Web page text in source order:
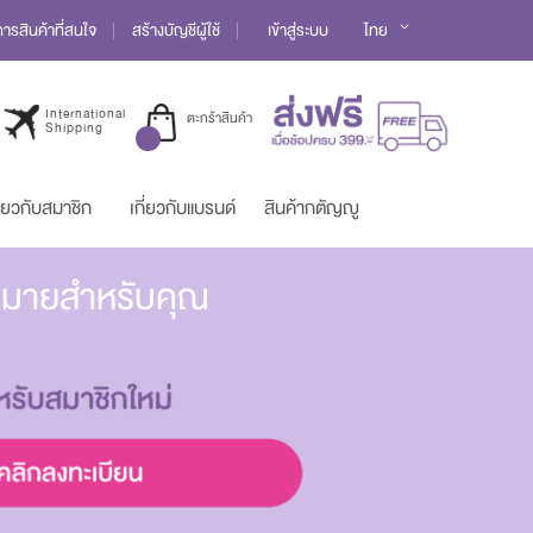
รสินค้าที่สนใจ สร้างบัญชีผู้ใช้ เข้าสู่ระบบ Language
ไทย
International
Shipping ตะกร้าสินค้า
วกับสมาชิก เกี่ยวกับแบรนด์ สินค้ากตัญญู
มายสำหรับคุณ